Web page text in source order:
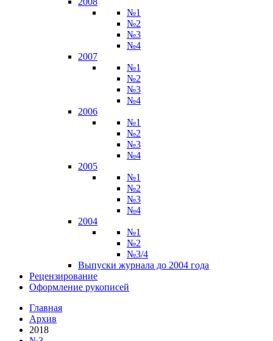
№1
№2
№3
№4
2007
№1
№2
№3
№4
2006
№1
№2
№3
№4
2005
№1
№2
№3
№4
2004
№1
№2
№3/4
Выпуски журнала до 2004 года
Рецензирование
Оформление рукописей
Главная
Архив
2018